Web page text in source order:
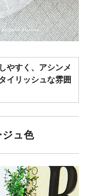
やすく、アシンメ
イリッシュな雰囲
ジュ色